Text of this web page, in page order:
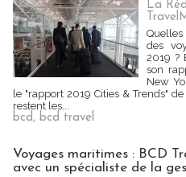
La
des
2019 ?
son
New
le "rapport 2019 Cities & Trends"
restent les...
bcd, bcd travel
Voyages maritimes : BCD
avec un spécialiste de la